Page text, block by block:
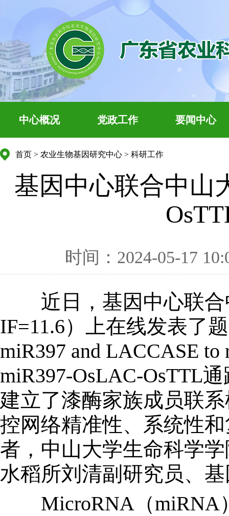
中心概况 党政工作 要闻中心
首页 > 农业生物基因研究中心 > 科研工作
基因中心联合中山
时间：2024-05-17
近日，基因中心联合
IF=11.6）上在线发表了
miR397 and LACCASE
miR397-OsLAC-OsTTL
建立了漆酶家族成员联
控网络精准性、系统性
者，中山大学生命科学
水稻所刘清副研究员、
MicroRNA（miRNA